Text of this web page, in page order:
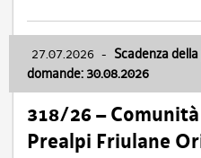
27.07.2026 - Scadenza
domande: 30.08.2026
318/26 –
Prealpi Friulane